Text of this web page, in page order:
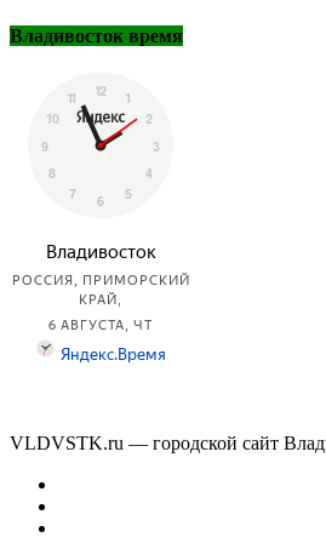
Владивосток время
VLDVSTK.ru — городской сайт